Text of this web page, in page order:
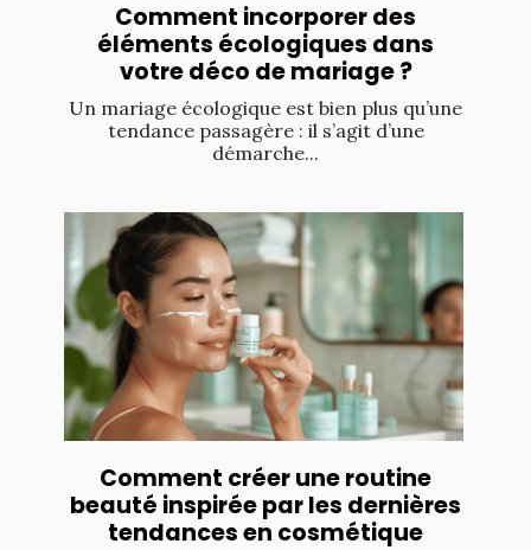
Comment incorporer des
éléments écologiques dans
votre déco de mariage ?
Un mariage écologique est bien plus qu’une
tendance passagère : il s’agit d’une
démarche...
Comment créer une routine
beauté inspirée par les dernières
tendances en cosmétique